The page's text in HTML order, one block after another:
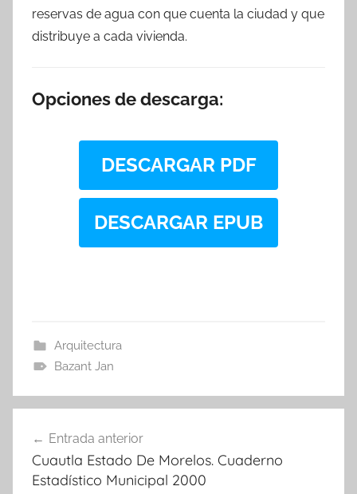
reservas de agua con que cuenta la ciudad y que
distribuye a cada vivienda.
Opciones de descarga:
DESCARGAR PDF
DESCARGAR EPUB
Arquitectura
Bazant Jan
de
entradas
Entrada anterior
Cuautla Estado De Morelos. Cuaderno
Estadístico Municipal 2000